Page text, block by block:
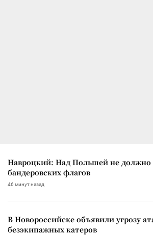
Навроцкий: Над Польшей не должно
бандеровских флагов
46 минут назад
В Новороссийске объявили угрозу
безэкипажных катеров